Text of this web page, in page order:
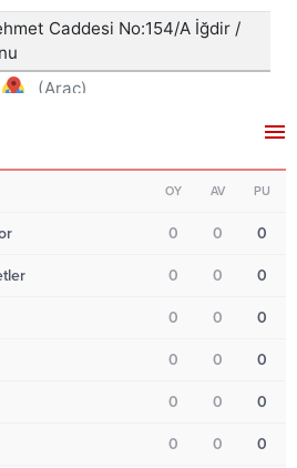
OY AV PU
0 0 0
0 0 0
0 0 0
0 0 0
0 0 0
0 0 0